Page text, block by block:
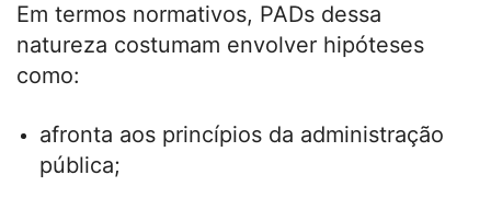
Em termos normativos, PADs dessa
natureza costumam envolver hipóteses
como:
afronta aos princípios da administração
pública;